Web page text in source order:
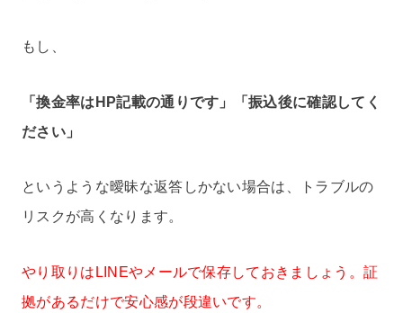
もし、
「換金率はHP記載の通りです」「振込後に確認してく
ださい」
というような曖昧な返答しかない場合は、トラブルの
リスクが高くなります。
やり取りはLINEやメールで保存しておきましょう。証
拠があるだけで安心感が段違いです。